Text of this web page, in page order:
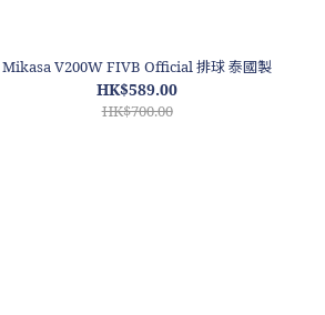
Mikasa V200W FIVB Official 排球 泰國製
HK$589.00
HK$700.00